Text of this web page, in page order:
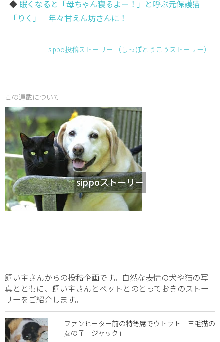
◆ 眠くなると「母ちゃん寝るよー！」と呼ぶ元保護猫
「りく」 年々甘えん坊さんに！
sippo投稿ストーリー （しっぽとうこうストーリ－）
この連載について
sippoストーリー
飼い主さんからの投稿企画です。自然な表情の犬や猫の写
真とともに、飼い主さんとペットとのとっておきのストー
リーをご紹介します。
ファンヒーター前の特等席でウトウト 三毛猫の
女の子「ジャック」